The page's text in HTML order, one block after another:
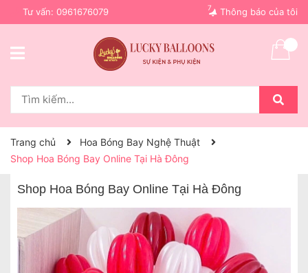
Tư vấn: 0961676079 Thông báo của tôi
7
Trang chủ
Hoa Bóng Bay Nghệ Thuật
Shop Hoa Bóng Bay Online Tại Hà Đông
Shop Hoa Bóng Bay Online Tại Hà Đông